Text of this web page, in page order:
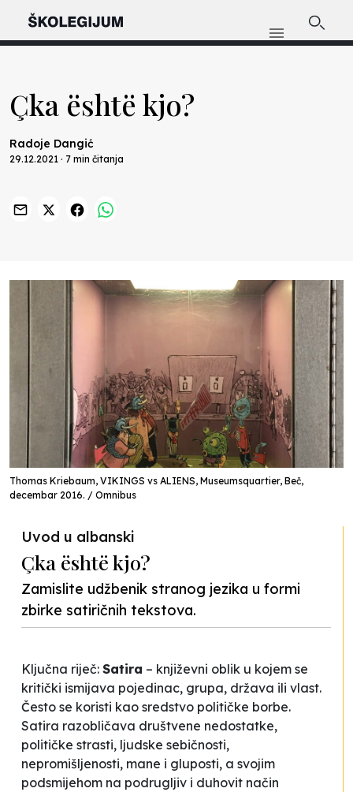
Çka është kjo?
Radoje Dangić
29.12.2021 · 7 min čitanja
Thomas Kriebaum, VIKINGS vs ALIENS, Museumsquartier, Beč,
decembar 2016. / Omnibus
Uvod u albanski
Çka është kjo?
Zamislite udžbenik stranog jezika u formi
zbirke satiričnih tekstova.
Ključna riječ: Satira – književni oblik u kojem se
kritički ismijava pojedinac, grupa, država ili vlast.
Često se koristi kao sredstvo političke borbe.
Satira razobličava društvene nedostatke,
političke strasti, ljudske sebičnosti,
nepromišljenosti, mane i gluposti, a svojim
podsmijehom na podrugljiv i duhovit način